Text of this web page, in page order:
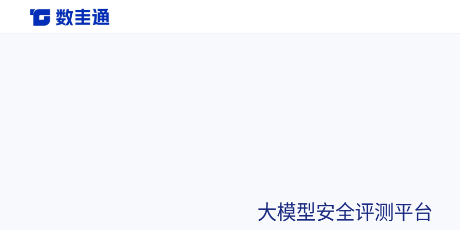
杭州数圭通科技有限公司-让数据安全流动，让数据释放价值
大模型安全评测平台